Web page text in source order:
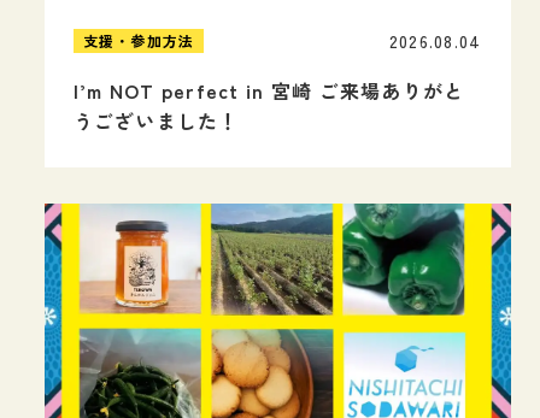
支援・参加方法
I’m NOT perfect in 宮崎 ご来場ありがと
うございました！
2026.08.04